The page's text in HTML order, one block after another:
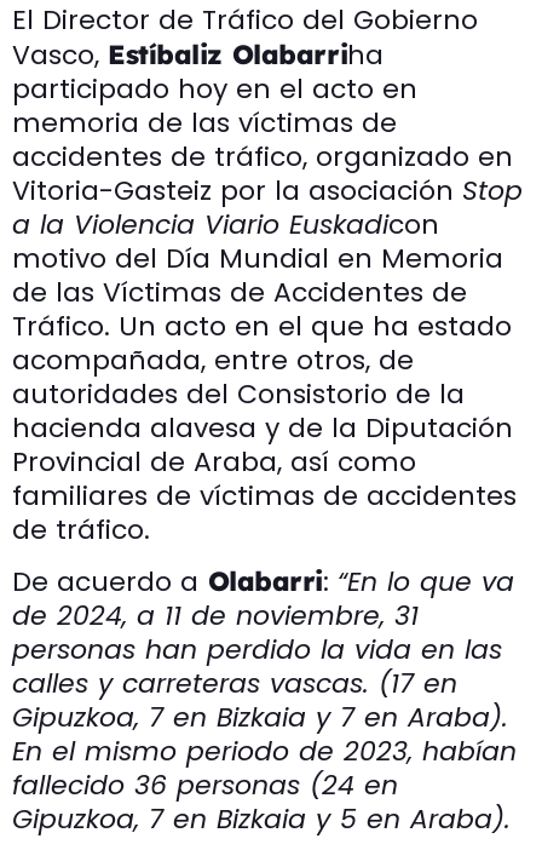
El Director de Tráfico del Gobierno
Vasco, Estíbaliz Olabarriha
participado hoy en el acto en
memoria de las víctimas de
accidentes de tráfico, organizado en
Vitoria-Gasteiz por la asociación Stop
a la Violencia Viario Euskadicon
motivo del Día Mundial en Memoria
de las Víctimas de Accidentes de
Tráfico. Un acto en el que ha estado
acompañada, entre otros, de
autoridades del Consistorio de la
hacienda alavesa y de la Diputación
Provincial de Araba, así como
familiares de víctimas de accidentes
de tráfico.
De acuerdo a Olabarri: “En lo que va
de 2024, a 11 de noviembre, 31
personas han perdido la vida en las
calles y carreteras vascas. (17 en
Gipuzkoa, 7 en Bizkaia y 7 en Araba).
En el mismo periodo de 2023, habían
fallecido 36 personas (24 en
Gipuzkoa, 7 en Bizkaia y 5 en Araba).